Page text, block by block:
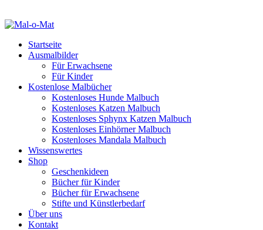
Startseite
Ausmalbilder
Für Erwachsene
Für Kinder
Kostenlose Malbücher
Kostenloses Hunde Malbuch
Kostenloses Katzen Malbuch
Kostenloses Sphynx Katzen Malbuch
Kostenloses Einhörner Malbuch
Kostenloses Mandala Malbuch
Wissenswertes
Shop
Geschenkideen
Bücher für Kinder
Bücher für Erwachsene
Stifte und Künstlerbedarf
Über uns
Kontakt